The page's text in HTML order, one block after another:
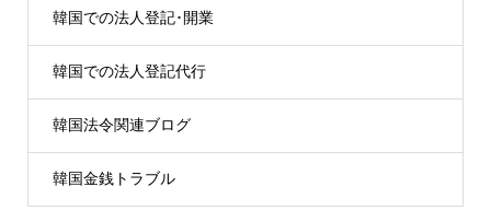
韓国での法人登記･開業
韓国での法人登記代行
韓国法令関連ブログ
韓国金銭トラブル